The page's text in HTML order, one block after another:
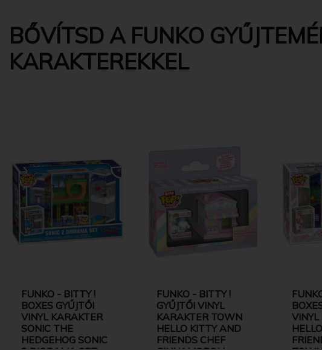
BŐVÍTSD A FUNKO
KARAKTEREKKEL
FUNKO - BITTY !
BOXES GYŰJTŐI
VINYL KARAKTER
SONIC THE
HEDGEHOG SONIC
FUNKO - BITTY !
GYŰJTŐI VINYL
KARAKTER TOWN
HELLO KITTY AND
FRIENDS CHEF
VINYL